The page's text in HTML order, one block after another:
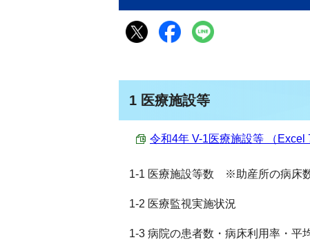
1 医療施設等
令和4年 V-1医療施設等 （Excel
1-1 医療施設等数 ※助産所の病床
1-2 医療監視実施状況
1-3 病院の患者数・病床利用率・平